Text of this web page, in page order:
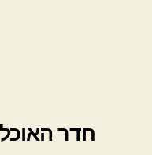
חדר